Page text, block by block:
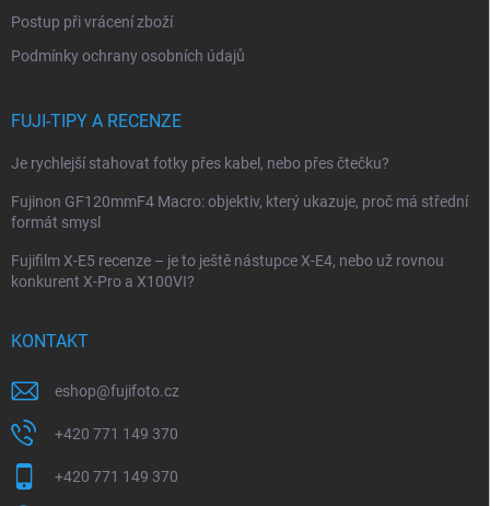
Postup při vrácení zboží
Podmínky ochrany osobních údajů
FUJI-TIPY A RECENZE
Je rychlejší stahovat fotky přes kabel, nebo přes čtečku?
Fujinon GF120mmF4 Macro: objektiv, který ukazuje, proč má střední
formát smysl
Fujifilm X-E5 recenze – je to ještě nástupce X-E4, nebo už rovnou
konkurent X-Pro a X100VI?
KONTAKT
eshop@fujifoto.cz
+420 771 149 370
+420 771 149 370